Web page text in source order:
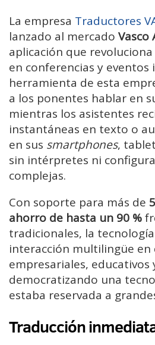
La empresa Traductores
lanzado al mercado Vasco
aplicación que
en conferencias y eventos
herramienta de esta
a los ponentes hablar en
mientras los asistentes
instantáneas en texto o
en sus smartphones,
sin intérpretes ni
complejas.
Con soporte para más de
ahorro de hasta un 90 %
tradicionales, la
interacción multilingüe en
empresariales, educativos
democratizando una
estaba reservada a
Traducción